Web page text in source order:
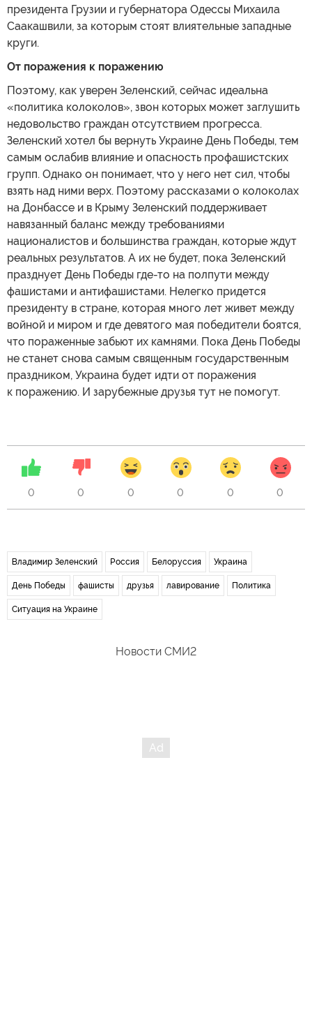
президента Грузии и губернатора Одессы Михаила
Саакашвили, за которым стоят влиятельные западные
круги.
От поражения к поражению
Поэтому, как уверен Зеленский, сейчас идеальна
«политика колоколов», звон которых может заглушить
недовольство граждан отсутствием прогресса.
Зеленский хотел бы вернуть Украине День Победы, тем
самым ослабив влияние и опасность профашистских
групп. Однако он понимает, что у него нет сил, чтобы
взять над ними верх. Поэтому рассказами о колоколах
на Донбассе и в Крыму Зеленский поддерживает
навязанный баланс между требованиями
националистов и большинства граждан, которые ждут
реальных результатов. А их не будет, пока Зеленский
празднует День Победы где-то на полпути между
фашистами и антифашистами. Нелегко придется
президенту в стране, которая много лет живет между
войной и миром и где девятого мая победители боятся,
что пораженные забьют их камнями. Пока День Победы
не станет снова самым священным государственным
праздником, Украина будет идти от поражения
к поражению. И зарубежные друзья тут не помогут.
0 0 0 0 0 0
Владимир Зеленский Россия Белоруссия Украина
День Победы фашисты друзья лавирование Политика
Ситуация на Украине
Новости СМИ2